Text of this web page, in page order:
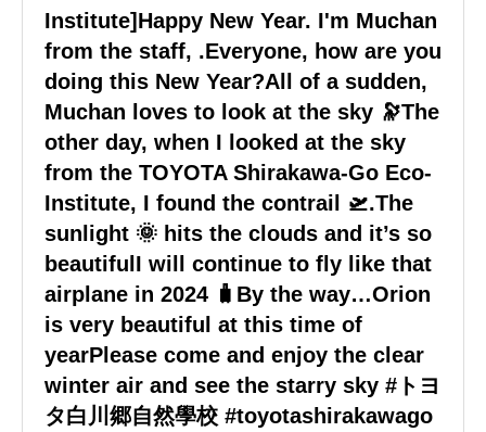
Institute]Happy New Year. I'm Muchan
from the staff, .Everyone, how are you
doing this New Year?All of a sudden,
Muchan loves to look at the sky 🔭The
other day, when I looked at the sky
from the TOYOTA Shirakawa-Go Eco-
Institute, I found the contrail 🛫️.The
sunlight 🌞 hits the clouds and it’s so
beautifulI will continue to fly like that
airplane in 2024 🧳By the way…Orion
is very beautiful at this time of
yearPlease come and enjoy the clear
winter air and see the starry sky #トヨ
タ白川郷自然學校 #toyotashirakawago